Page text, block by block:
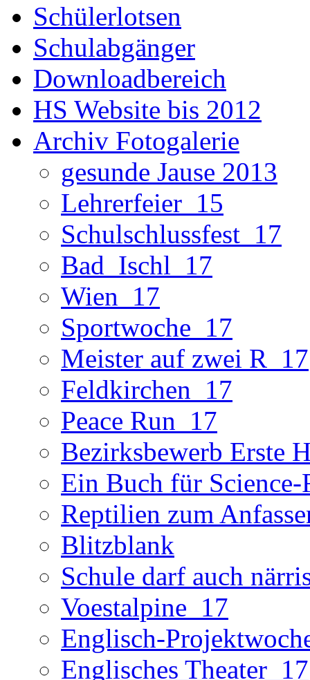
Schülerlotsen
Schulabgänger
Downloadbereich
HS Website bis 2012
Archiv Fotogalerie
gesunde Jause 2013
Lehrerfeier_15
Schulschlussfest_17
Bad_Ischl_17
Wien_17
Sportwoche_17
Meister auf zwei R_17
Feldkirchen_17
Peace Run_17
Bezirksbewerb Erste
Ein Buch für
Reptilien zum
Blitzblank
Schule darf auch
Voestalpine_17
Englisch-
Englisches Theater_17